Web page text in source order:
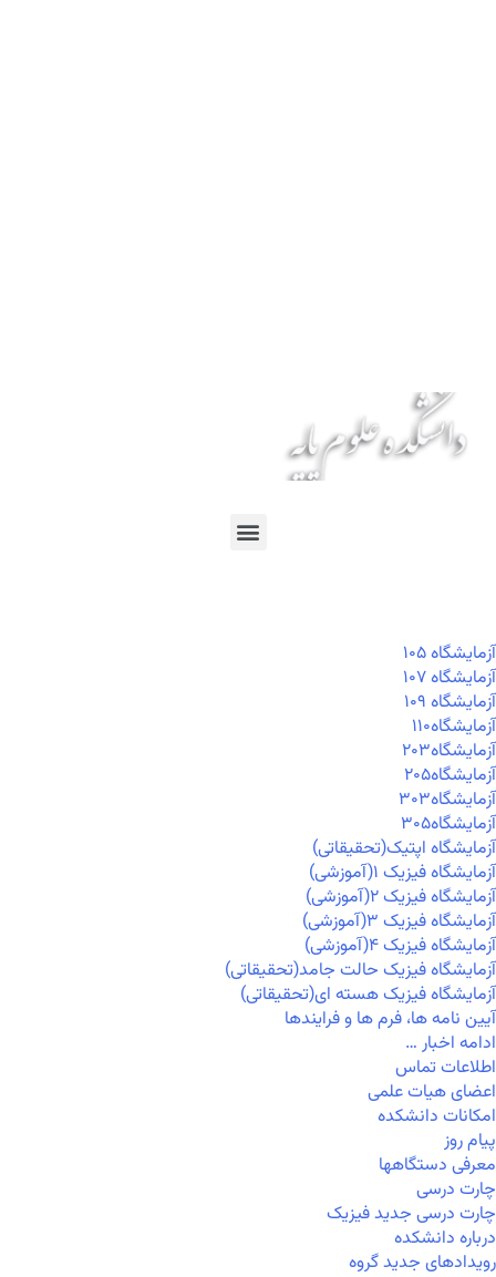
آزمايشگاه ۱۰۵
آزمايشگاه ۱۰۷
آزمايشگاه ۱۰۹
آزمايشگاه۱۱۰
آزمايشگاه۲۰۳
آزمايشگاه۲۰۵
آزمايشگاه۳۰۳
آزمايشگاه۳۰۵
آزمایشگاه اپتیک(تحقیقاتی)
آزمایشگاه فیزیک ۱(آموزشی)
آزمایشگاه فیزیک ۲(آموزشی)
آزمایشگاه فیزیک ۳(آموزشی)
آزمایشگاه فیزیک ۴(آموزشی)
آزمایشگاه فیزیک حالت جامد(تحقیقاتی)
آزمایشگاه فیزیک هسته ای(تحقیقاتی)
آیین نامه ها، فرم ها و فرایندها
ادامه اخبار …
اطلاعات تماس
اعضای هیات علمی
امکانات دانشکده
پیام روز
معرفی دستگاهها
چارت درسی
چارت درسی جدید فیزیک
درباره دانشکده
رویدادهای جدید گروه